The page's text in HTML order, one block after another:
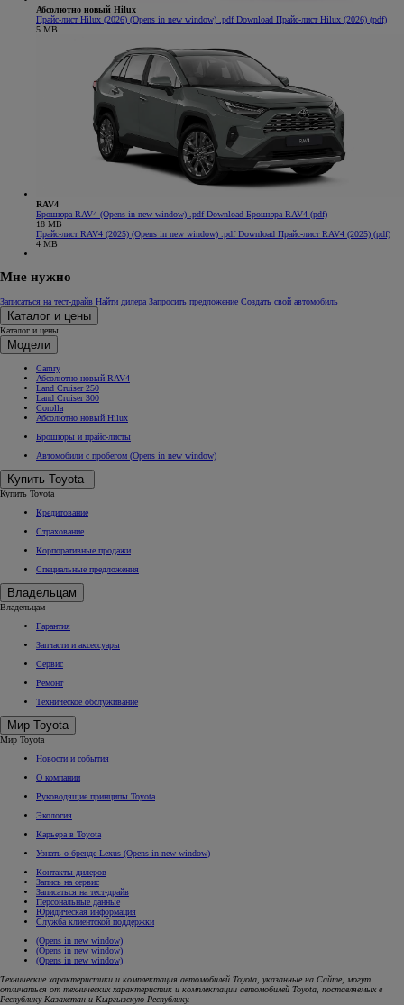
Абсолютно новый Hilux
Прайс-лист Hilux (2026) (Opens in new window) .pdfDownload Прайс-лист Hilux (2026) (pdf)
5 MB
RAV4
Брошюра RAV4 (Opens in new window) .pdfDownload Брошюра RAV4 (pdf)
18 MB
Прайс-лист RAV4 (2025) (Opens in new window) .pdfDownload Прайс-лист RAV4 (2025) (pdf)
4 MB
Мне нужно
Записаться на тест-драйв Найти дилера Запросить предложение Создать свой автомобиль
Каталог и цены
Каталог и цены
Модели
Camry
Абсолютно новый RAV4
Land Cruiser 250
Land Cruiser 300
Corolla
Абсолютно новый Hilux
Брошюры и прайс-листы
Автомобили с пробегом (Opens in new window)
Купить Toyota
Купить Toyota
Кредитование
Страхование
Корпоративные продажи
Специальные предложения
Владельцам
Владельцам
Гарантия
Запчасти и аксессуары
Сервис
Ремонт
Техническое обслуживание
Мир Toyota
Мир Toyota
Новости и события
О компании
Руководящие принципы Toyota
Экология
Карьера в Toyota
Узнать о бренде Lexus (Opens in new window)
Контакты дилеров
Запись на сервис
Записаться на тест-драйв
Персональные данные
Юридическая информация
Служба клиентской поддержки
(Opens in new window)
(Opens in new window)
(Opens in new window)
Технические характеристики и комплектация автомобилей Toyota, указанные на Сайте, могут
отличаться от технических характеристик и комплектации автомобилей Toyota, поставляемых в
Республику Казахстан и Кыргызскую Республику.